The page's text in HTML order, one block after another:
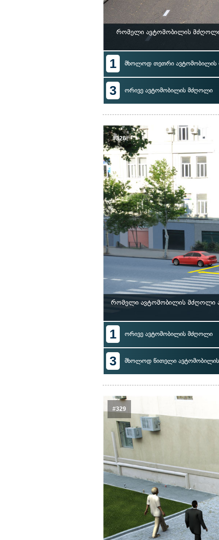
რომელი ავტომობილის მძღოლი
1 მხოლოდ თეთრი ავტომობილის
3 ორივე ავტომობილის მძღოლი
#326
რომელი ავტომობილის მძღოლი
1 ორივე ავტომობილის მძღოლი
3 მხოლოდ წითელი
#329